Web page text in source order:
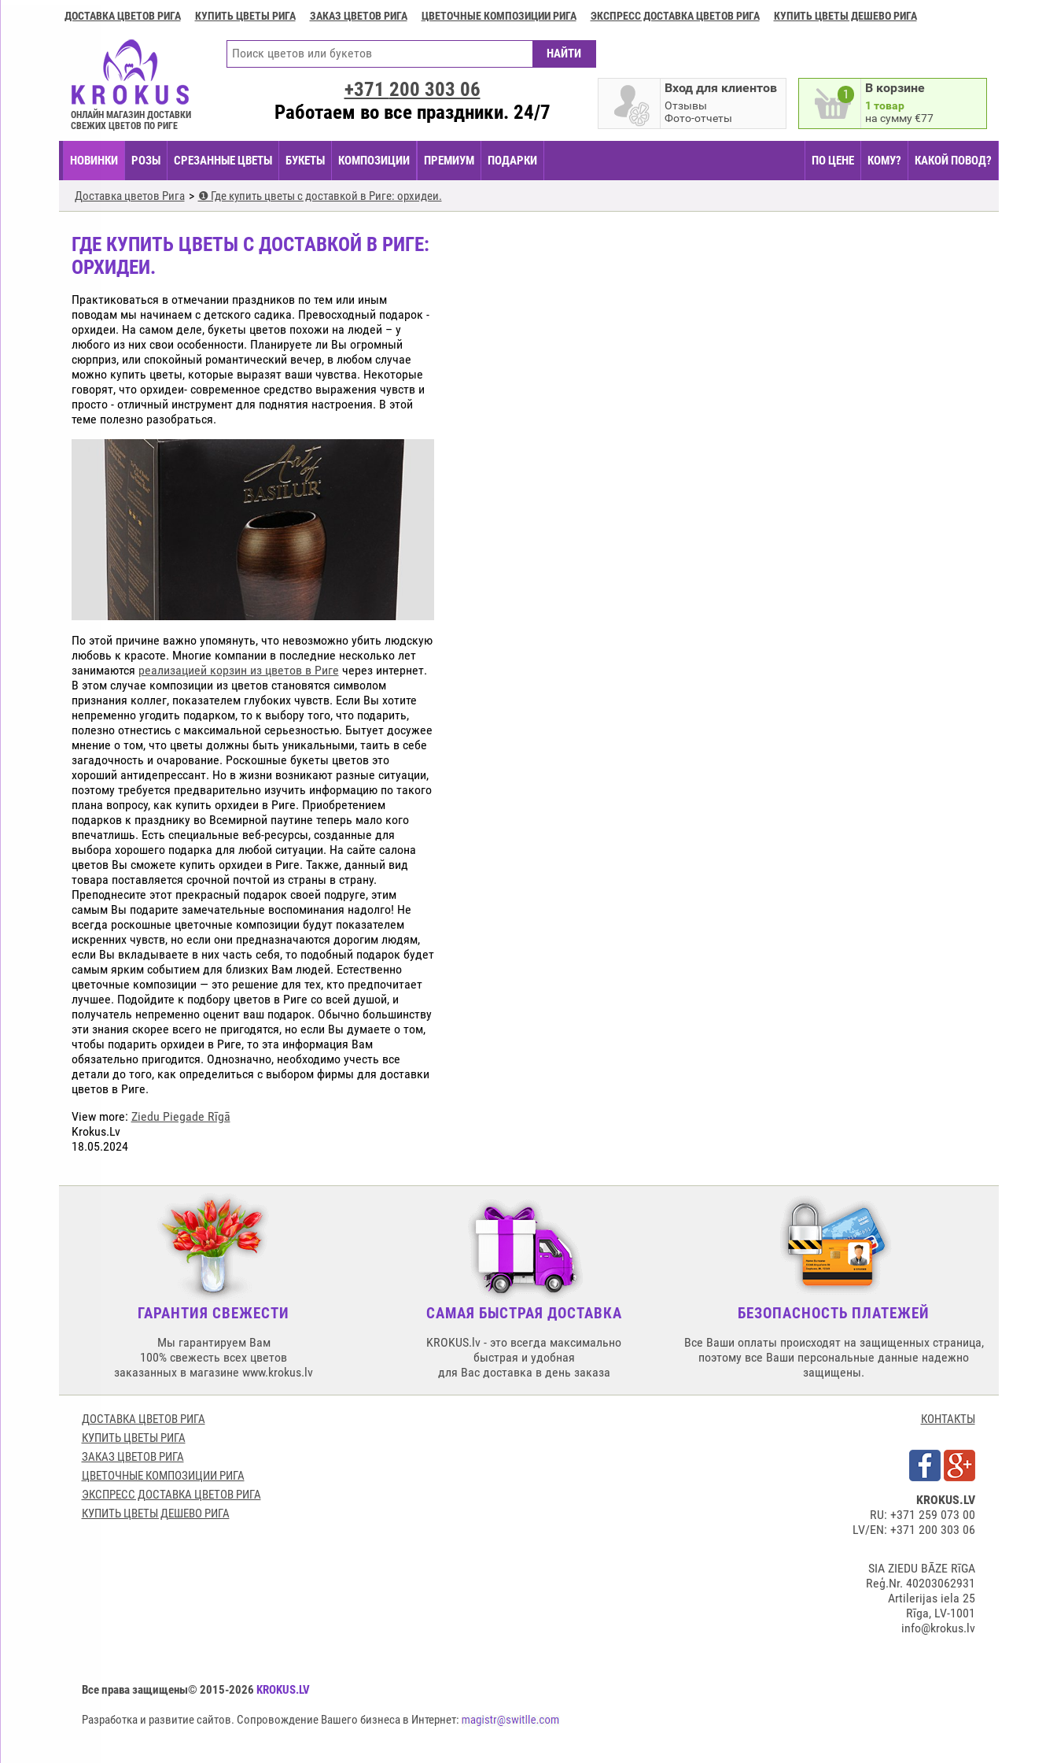
Доставка
Цветочные
ДОСТАВКА ЦВЕТОВ РИГА КУПИТЬ ЦВЕТЫ РИГА ЗАКАЗ ЦВЕТОВ РИГА ЦВЕТОЧНЫЕ КОМПОЗИЦИИ РИГА ЭКСПРЕСС ДОСТАВКА ЦВЕТОВ РИГА КУПИТЬ ЦВЕТЫ ДЕШЕВО РИГА
ОНЛАЙН МАГАЗИН ДОСТАВКИ
СВЕЖИХ ЦВЕТОВ ПО РИГЕ
1 В корзине
1 товар
на сумму €77
Вход для клиентов
Отзывы
Фото-отчеты
+371 200 303 06
Работаем во все праздники. 24/7
НОВИНКИ РОЗЫ СРЕЗАННЫЕ ЦВЕТЫ БУКЕТЫ КОМПОЗИЦИИ ПРЕМИУМ ПОДАРКИ ПО ЦЕНЕ КОМУ? КАКОЙ ПОВОД?
Доставка цветов Рига ❶ Где купить цветы с доставкой в Риге: орхидеи.
ГДЕ КУПИТЬ ЦВЕТЫ С ДОСТАВКОЙ В РИГЕ:
ОРХИДЕИ.
Практиковаться в отмечании праздников по тем или иным
поводам мы начинаем с детского садика. Превосходный подарок -
орхидеи. На самом деле, букеты цветов похожи на людей – у
любого из них свои особенности. Планируете ли Вы огромный
сюрприз, или спокойный романтический вечер, в любом случае
можно купить цветы, которые выразят ваши чувства. Некоторые
говорят, что орхидеи- современное средство выражения чувств и
просто - отличный инструмент для поднятия настроения. В этой
теме полезно разобраться.
По этой причине важно упомянуть, что невозможно убить людскую
любовь к красоте. Многие компании в последние несколько лет
занимаются реализацией корзин из цветов в Риге через интернет.
В этом случае композиции из цветов становятся символом
признания коллег, показателем глубоких чувств. Если Вы хотите
непременно угодить подарком, то к выбору того, что подарить,
полезно отнестись с максимальной серьезностью. Бытует досужее
мнение о том, что цветы должны быть уникальными, таить в себе
загадочность и очарование. Роскошные букеты цветов это
хороший антидепрессант. Но в жизни возникают разные ситуации,
поэтому требуется предварительно изучить информацию по такого
плана вопросу, как купить орхидеи в Риге. Приобретением
подарков к празднику во Всемирной паутине теперь мало кого
впечатлишь. Есть специальные веб-ресурсы, созданные для
выбора хорошего подарка для любой ситуации. На сайте салона
цветов Вы сможете купить орхидеи в Риге. Также, данный вид
товара поставляется срочной почтой из страны в страну.
Преподнесите этот прекрасный подарок своей подруге, этим
самым Вы подарите замечательные воспоминания надолго! Не
всегда роскошные цветочные композиции будут показателем
искренних чувств, но если они предназначаются дорогим людям,
если Вы вкладываете в них часть себя, то подобный подарок будет
самым ярким событием для близких Вам людей. Естественно
цветочные композиции — это решение для тех, кто предпочитает
лучшее. Подойдите к подбору цветов в Риге со всей душой, и
получатель непременно оценит ваш подарок. Обычно большинству
эти знания скорее всего не пригодятся, но если Вы думаете о том,
чтобы подарить орхидеи в Риге, то эта информация Вам
обязательно пригодится. Однозначно, необходимо учесть все
детали до того, как определиться с выбором фирмы для доставки
цветов в Риге.
View more: Ziedu Piegade Rīgā
Krokus.Lv
18.05.2024
ГАРАНТИЯ СВЕЖЕСТИ
Мы гарантируем Вам
100% свежесть всех цветов
заказанных в магазине www.krokus.lv
САМАЯ БЫСТРАЯ ДОСТАВКА
KROKUS.lv - это всегда максимально
быстрая и удобная
для Вас доставка в день заказа
БЕЗОПАСНОСТЬ ПЛАТЕЖЕЙ
Все Ваши оплаты происходят на защищенных страница,
поэтому все Ваши персональные данные надежно
защищены.
ДОСТАВКА ЦВЕТОВ РИГА
КУПИТЬ ЦВЕТЫ РИГА
ЗАКАЗ ЦВЕТОВ РИГА
ЦВЕТОЧНЫЕ КОМПОЗИЦИИ РИГА
ЭКСПРЕСС ДОСТАВКА ЦВЕТОВ РИГА
КУПИТЬ ЦВЕТЫ ДЕШЕВО РИГА
КОНТАКТЫ
KROKUS.LV
RU: +371 259 073 00
LV/EN: +371 200 303 06
SIA ZIEDU BĀZE RīGA
Reģ.Nr. 40203062931
Artilerijas iela 25
Rīga, LV-1001
info@krokus.lv
Все права защищены© 2015-2026 KROKUS.LV
Разработка и развитие сайтов. Сопровождение Вашего бизнеса в Интернет: